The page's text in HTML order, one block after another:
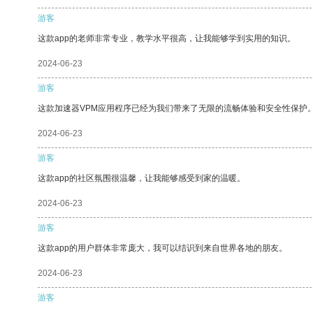
游客
这款app的老师非常专业，教学水平很高，让我能够学到实用的知识。
2024-06-23
游客
这款加速器VPM应用程序已经为我们带来了无限的流畅体验和安全性保护
2024-06-23
游客
这款app的社区氛围很温馨，让我能够感受到家的温暖。
2024-06-23
游客
这款app的用户群体非常庞大，我可以结识到来自世界各地的朋友。
2024-06-23
游客